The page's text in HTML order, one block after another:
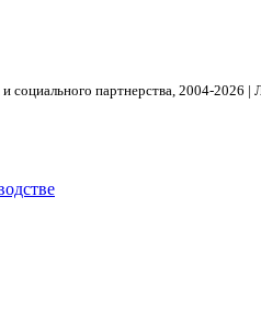
партнерства, 2004- 2026